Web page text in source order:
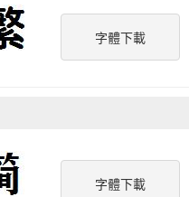
字體下載
字體下載